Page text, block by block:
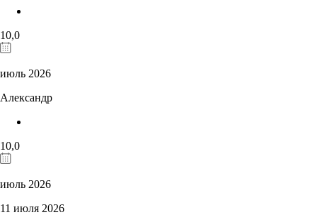
10,0
июль 2026
Александр
10,0
июль 2026
11 июля 2026